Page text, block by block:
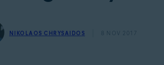
NIKOLAOS CHRYSAIDOS 8 NOV 2017